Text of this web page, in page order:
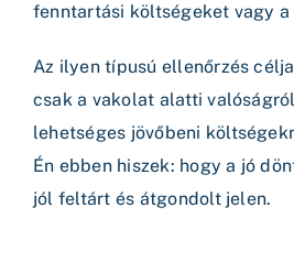
fenntartási költségeket vagy
Az ilyen típusú ellenőrzés
csak a vakolat alatti
lehetséges jövőbeni
Én ebben hiszek: hogy a jó
jól feltárt és átgondolt jelen.